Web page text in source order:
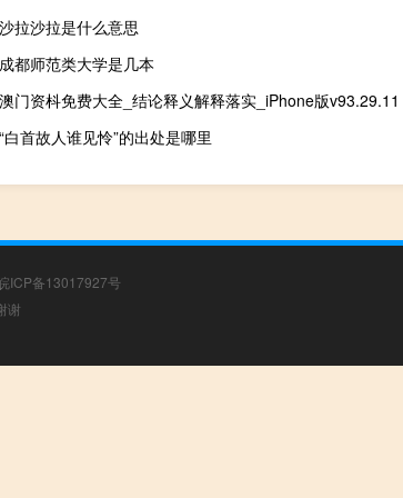
沙拉沙拉是什么意思
成都师范类大学是几本
澳门资枓免费大全_结论释义解释落实_iPhone版v93.29.11
“白首故人谁见怜”的出处是哪里
ICP备13017927号
谢